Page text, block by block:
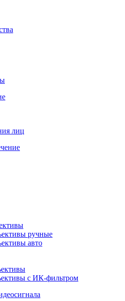
лиц
ручные
авто
с ИК-фильтром